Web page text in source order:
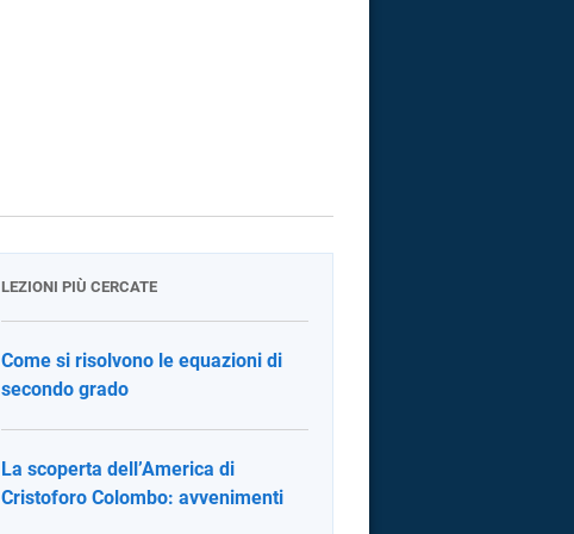
LEZIONI PIÙ CERCATE
Come si risolvono le equazioni di
secondo grado
La scoperta dell’America di
Cristoforo Colombo: avvenimenti